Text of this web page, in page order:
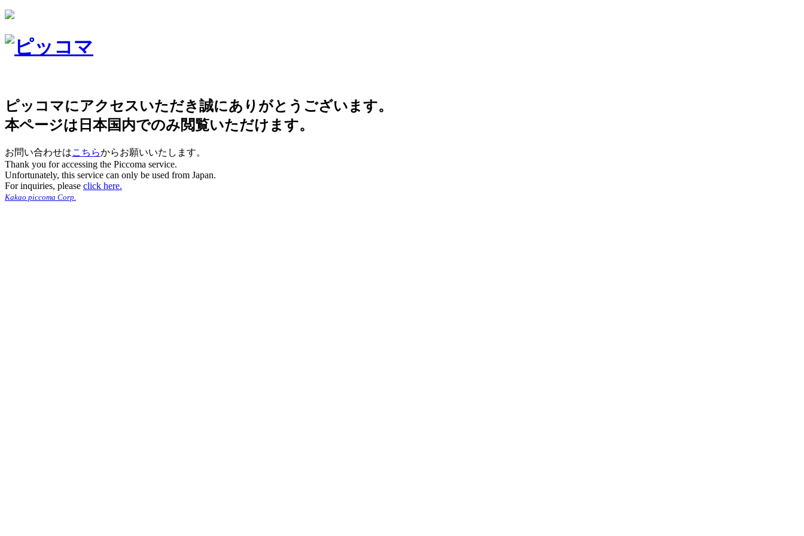
ピッコマにアクセスいただき誠にありがとうございます。
本ページは日本国内でのみ閲覧いただけます。
お問い合わせはこちらからお願いいたします。
Thank you for accessing the Piccoma service.
Unfortunately, this service can only be used from Japan.
For inquiries, please click here.
Kakao piccoma Corp.